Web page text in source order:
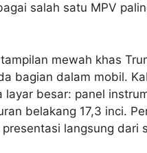
salah satu MPV
mewah khas
bagian dalam mobil.
besar: panel
belakang 17,3 inci.
langsung dari